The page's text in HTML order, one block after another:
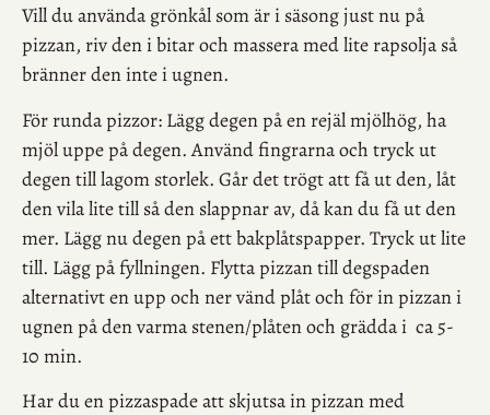
Vill du använda grönkål som är i säsong just nu på
pizzan, riv den i bitar och massera med lite rapsolja så
bränner den inte i ugnen.
För runda pizzor: Lägg degen på en rejäl mjölhög, ha
mjöl uppe på degen. Använd fingrarna och tryck ut
degen till lagom storlek. Går det trögt att få ut den, låt
den vila lite till så den slappnar av, då kan du få ut den
mer. Lägg nu degen på ett bakplåtspapper. Tryck ut lite
till. Lägg på fyllningen. Flytta pizzan till degspaden
alternativt en upp och ner vänd plåt och för in pizzan i
ugnen på den varma stenen/plåten och grädda i ca 5-
10 min.
Har du en pizzaspade att skjutsa in pizzan med